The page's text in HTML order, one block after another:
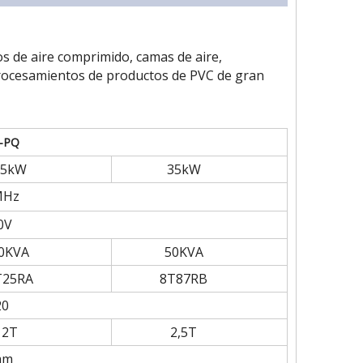
de aire comprimido, camas de aire,
de productos de PVC de gran
PQ
35kW
50KVA
8T87RB
2T
2,5T